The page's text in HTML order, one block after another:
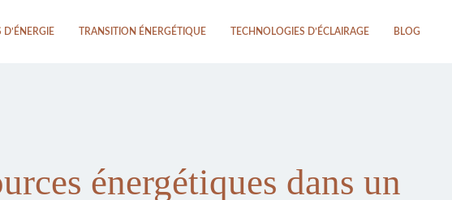
TRANSITION ÉNERGÉTIQUE TECHNOLOGIES D’ÉCLAIRAGE BLOG
énergétiques dans un